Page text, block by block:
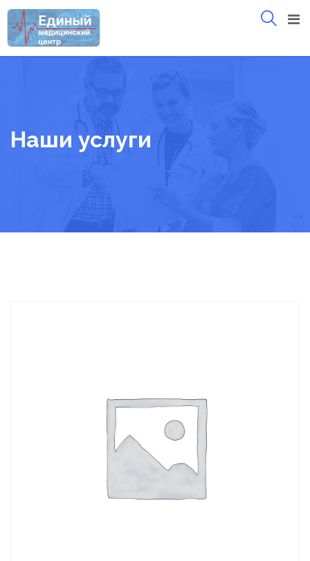
Skip
to
content
Наши услуги